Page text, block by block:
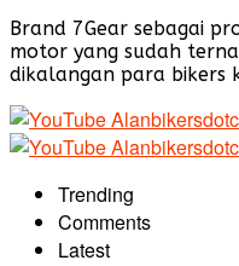
Brand 7Gear sebagai
motor yang sudah
dikalangan para bikers
Trending
Comments
Latest